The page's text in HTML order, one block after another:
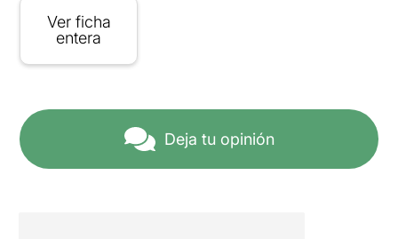
Ver ficha
entera
Deja tu opinión